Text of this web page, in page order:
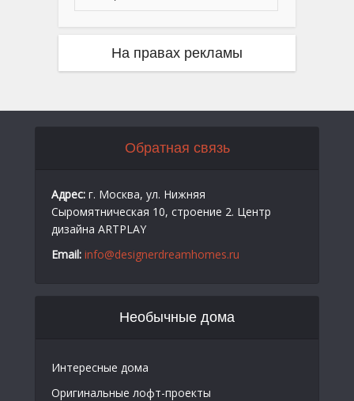
На правах рекламы
Обратная связь
Адрес: г. Москва, ул. Нижняя
Сыромятническая 10, строение 2. Центр
дизайна ARTPLAY
Email: info@designerdreamhomes.ru
Необычные дома
Интересные дома
Оригинальные лофт-проекты